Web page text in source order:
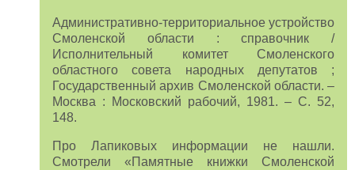
Административно-территориальное устройство
Смоленской области : справочник /
Исполнительный комитет Смоленского
областного совета народных депутатов ;
Государственный архив Смоленской области. –
Москва : Московский рабочий, 1981. – С. 52,
148.
Про Лапиковых информации не нашли.
Смотрели «Памятные книжки Смоленской